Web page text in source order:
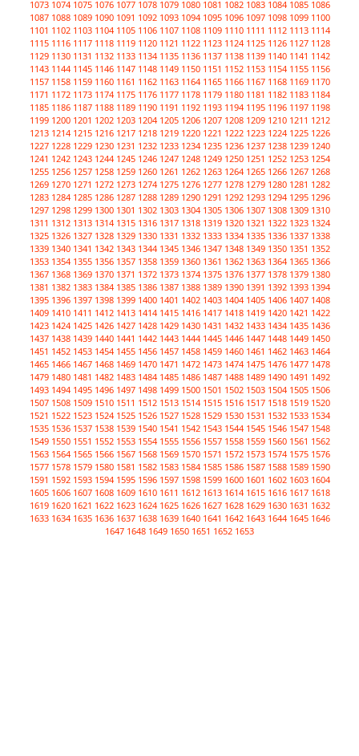
1073 1074 1075 1076 1077 1078 1079 1080 1081 1082 1083 1084 1085 1086
1087 1088 1089 1090 1091 1092 1093 1094 1095 1096 1097 1098 1099 1100
1101 1102 1103 1104 1105 1106 1107 1108 1109 1110 1111 1112 1113 1114
1115 1116 1117 1118 1119 1120 1121 1122 1123 1124 1125 1126 1127 1128
1129 1130 1131 1132 1133 1134 1135 1136 1137 1138 1139 1140 1141 1142
1143 1144 1145 1146 1147 1148 1149 1150 1151 1152 1153 1154 1155 1156
1157 1158 1159 1160 1161 1162 1163 1164 1165 1166 1167 1168 1169 1170
1171 1172 1173 1174 1175 1176 1177 1178 1179 1180 1181 1182 1183 1184
1185 1186 1187 1188 1189 1190 1191 1192 1193 1194 1195 1196 1197 1198
1199 1200 1201 1202 1203 1204 1205 1206 1207 1208 1209 1210 1211 1212
1213 1214 1215 1216 1217 1218 1219 1220 1221 1222 1223 1224 1225 1226
1227 1228 1229 1230 1231 1232 1233 1234 1235 1236 1237 1238 1239 1240
1241 1242 1243 1244 1245 1246 1247 1248 1249 1250 1251 1252 1253 1254
1255 1256 1257 1258 1259 1260 1261 1262 1263 1264 1265 1266 1267 1268
1269 1270 1271 1272 1273 1274 1275 1276 1277 1278 1279 1280 1281 1282
1283 1284 1285 1286 1287 1288 1289 1290 1291 1292 1293 1294 1295 1296
1297 1298 1299 1300 1301 1302 1303 1304 1305 1306 1307 1308 1309 1310
1311 1312 1313 1314 1315 1316 1317 1318 1319 1320 1321 1322 1323 1324
1325 1326 1327 1328 1329 1330 1331 1332 1333 1334 1335 1336 1337 1338
1339 1340 1341 1342 1343 1344 1345 1346 1347 1348 1349 1350 1351 1352
1353 1354 1355 1356 1357 1358 1359 1360 1361 1362 1363 1364 1365 1366
1367 1368 1369 1370 1371 1372 1373 1374 1375 1376 1377 1378 1379 1380
1381 1382 1383 1384 1385 1386 1387 1388 1389 1390 1391 1392 1393 1394
1395 1396 1397 1398 1399 1400 1401 1402 1403 1404 1405 1406 1407 1408
1409 1410 1411 1412 1413 1414 1415 1416 1417 1418 1419 1420 1421 1422
1423 1424 1425 1426 1427 1428 1429 1430 1431 1432 1433 1434 1435 1436
1437 1438 1439 1440 1441 1442 1443 1444 1445 1446 1447 1448 1449 1450
1451 1452 1453 1454 1455 1456 1457 1458 1459 1460 1461 1462 1463 1464
1465 1466 1467 1468 1469 1470 1471 1472 1473 1474 1475 1476 1477 1478
1479 1480 1481 1482 1483 1484 1485 1486 1487 1488 1489 1490 1491 1492
1493 1494 1495 1496 1497 1498 1499 1500 1501 1502 1503 1504 1505 1506
1507 1508 1509 1510 1511 1512 1513 1514 1515 1516 1517 1518 1519 1520
1521 1522 1523 1524 1525 1526 1527 1528 1529 1530 1531 1532 1533 1534
1535 1536 1537 1538 1539 1540 1541 1542 1543 1544 1545 1546 1547 1548
1549 1550 1551 1552 1553 1554 1555 1556 1557 1558 1559 1560 1561 1562
1563 1564 1565 1566 1567 1568 1569 1570 1571 1572 1573 1574 1575 1576
1577 1578 1579 1580 1581 1582 1583 1584 1585 1586 1587 1588 1589 1590
1591 1592 1593 1594 1595 1596 1597 1598 1599 1600 1601 1602 1603 1604
1605 1606 1607 1608 1609 1610 1611 1612 1613 1614 1615 1616 1617 1618
1619 1620 1621 1622 1623 1624 1625 1626 1627 1628 1629 1630 1631 1632
1633 1634 1635 1636 1637 1638 1639 1640 1641 1642 1643 1644 1645 1646
1647 1648 1649 1650 1651 1652 1653